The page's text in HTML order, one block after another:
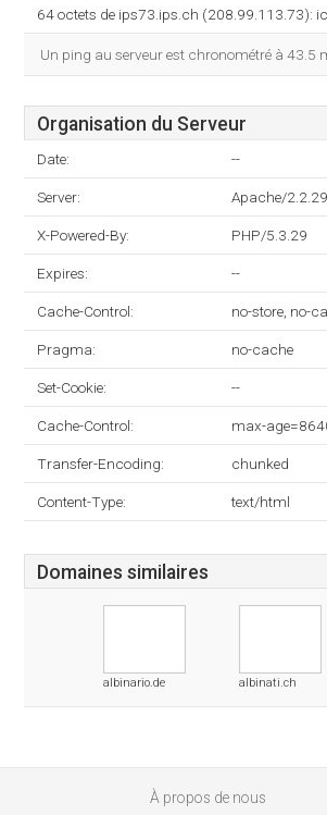
64 octets de ips73.ips.ch (208.99.113.73):
Un ping au serveur est chronométré à 43.5
Organisation du Serveur
Date: --
Server: Apache/
X-Powered-By: PHP/5.3.29
Expires: --
Cache-Control: no-store, no-
Pragma: no-cache
Set-Cookie: --
Cache-Control: max-
Transfer-Encoding: chunked
Content-Type: text/html
Domaines similaires
albinario.de albinati.ch
À propos de nous